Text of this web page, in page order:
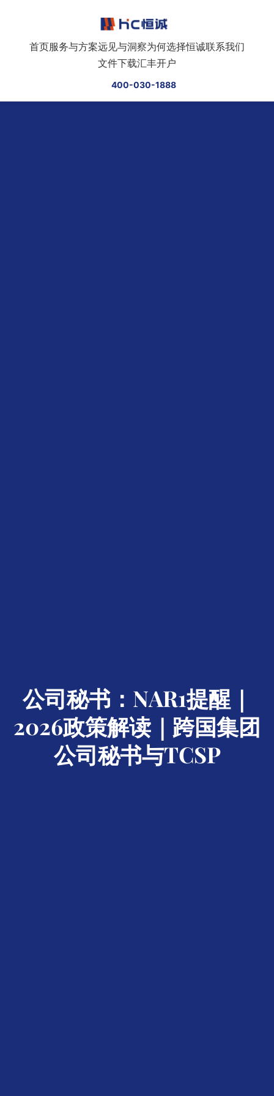
首页服务与方案远见与洞察为何选择恒诚联系我们
文件下载汇丰开户
400-030-1888
公司秘书：NAR1提醒｜
2026政策解读｜跨国集团
公司秘书与TCSP